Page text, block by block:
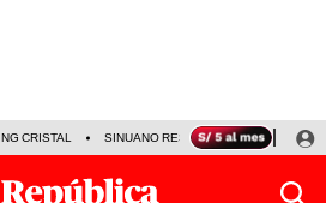
CRISTAL SINUANO RESULTADOS HOY